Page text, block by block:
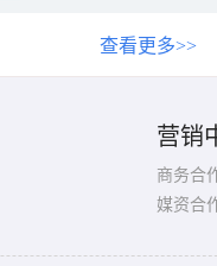
查看更多>>
营销
商务合
媒资合